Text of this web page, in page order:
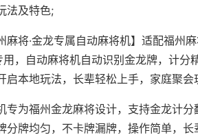
法及特色;
麻将·金龙专属自动麻将机】适配福州
，自动麻将机自动识别金龙牌，计分
启本地玩法，长辈轻松上手，家庭聚会
专为福州金龙麻将设计，支持金龙计分
分牌均匀，不卡牌漏牌，操作简单，长